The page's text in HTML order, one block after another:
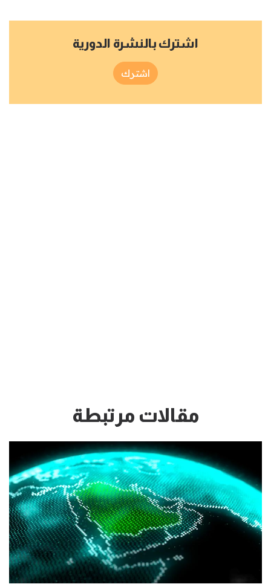
اشترك بالنشرة الدورية
اشترك
مقالات مرتبطة